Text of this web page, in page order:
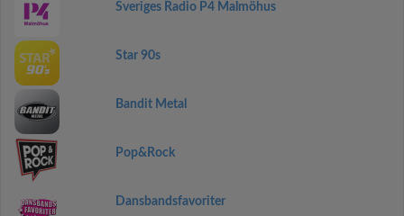
Sveriges Radio P4 Malmöhus
Star 90s
Bandit Metal
Pop&Rock
Dansbandsfavoriter